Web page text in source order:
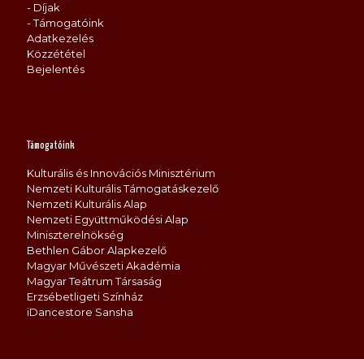
- Díjak
- Támogatóink
Adatkezelés
Közzététel
Bejelentés
Támogatóink
Kulturális és Innovációs Minisztérium
Nemzeti Kulturális Támogatáskezelő
Nemzeti Kulturális Alap
Nemzeti Együttműködési Alap
Miniszterelnökség
Bethlen Gábor Alapkezelő
Magyar Művészeti Akadémia
Magyar Teátrum Társaság
Erzsébetligeti Színház
iDancestore Sansha